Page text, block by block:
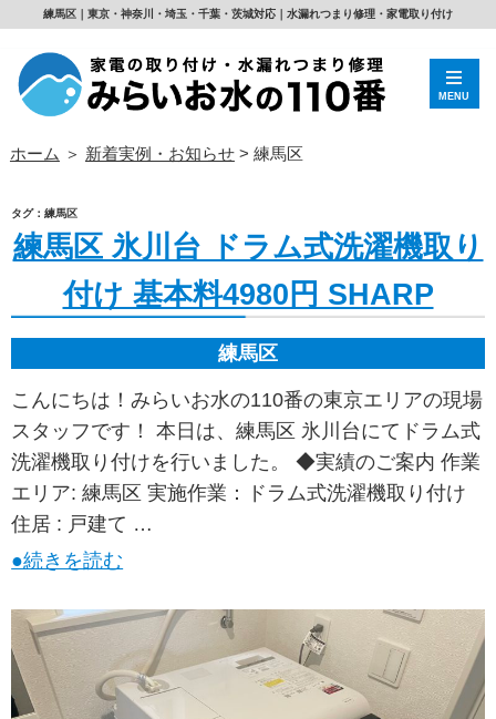
練馬区｜東京・神奈川・埼玉・千葉・茨城対応｜水漏れつまり修理・家電取り付け
MENU
ホーム ＞ 新着実例・お知らせ> 練馬区
タグ：練馬区
練馬区 氷川台 ドラム式洗濯機取り
付け 基本料4980円 SHARP
練馬区
こんにちは！みらいお水の110番の東京エリアの現場
スタッフです！ 本日は、練馬区 氷川台にてドラム式
洗濯機取り付けを行いました。 ◆実績のご案内 作業
エリア: 練馬区 実施作業：ドラム式洗濯機取り付け
住居 : 戸建て …
●続きを読む